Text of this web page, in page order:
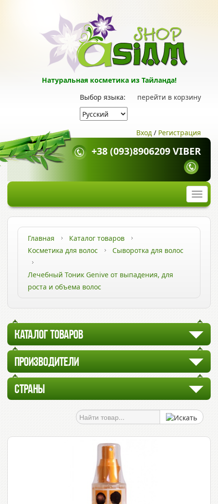
Натуральная косметика из Тайланда!
перейти в корзину
Выбор языка:
Вход / Регистрация
+38 (093)8906209 VIBER
Главная
Каталог товаров
Косметика для волос
Сыворотка для волос
Лечебный Тоник Genive от выпадения, для
роста и объема волос
КАТАЛОГ ТОВАРОВ
ПРОИЗВОДИТЕЛИ
СТРАНЫ